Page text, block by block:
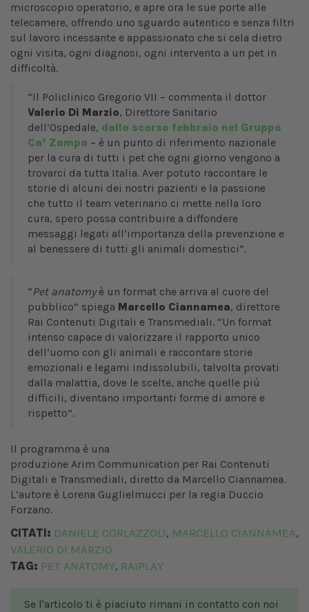
microscopio operatorio, e apre ora le sue porte alle
telecamere, offrendo uno sguardo autentico e senza filtri
sul lavoro incessante e appassionato che si cela dietro
ogni visita, ogni diagnosi, ogni intervento a un pet in
difficoltà.
“Il Policlinico Gregorio VII – commenta il dottor
Valerio Di Marzio, Direttore Sanitario
dell’Ospedale, dallo scorso febbraio nel Gruppo
Ca’ Zampa – è un punto di riferimento nazionale
per la cura di tutti i pet che ogni giorno vengono a
trovarci da tutta Italia. Aver potuto raccontare le
storie di alcuni dei nostri pazienti e la passione
che tutto il team veterinario ci mette nella loro
cura, spero possa contribuire a diffondere
messaggi legati all’importanza della prevenzione e
al benessere di tutti gli animali domestici”.
“Pet anatomyè un format che arriva al cuore del
pubblico” spiega Marcello Ciannamea, direttore
Rai Contenuti Digitali e Transmediali. “Un format
intenso capace di valorizzare il rapporto unico
dell’uomo con gli animali e raccontare storie
emozionali e legami indissolubili, talvolta provati
dalla malattia, dove le scelte, anche quelle più
difficili, diventano importanti forme di amore e
rispetto”.
Il programma è una
produzione Arim Communication per Rai Contenuti
Digitali e Transmediali, diretto da Marcello Ciannamea.
L’autore è Lorena Guglielmucci per la regia Duccio
Forzano.
CITATI: DANIELE CORLAZZOLI, MARCELLO CIANNAMEA,
VALERIO DI MARZIO
TAG: PET ANATOMY, RAIPLAY
Se l'articolo ti è piaciuto rimani in contatto con noi